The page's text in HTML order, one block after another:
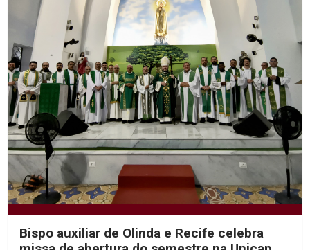
Bispo auxiliar de Olinda e Recife celebra